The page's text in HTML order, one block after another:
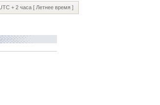
+ 2 часа [ Летнее время ]